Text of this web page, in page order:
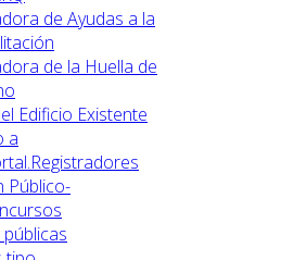
de Ayudas a la
de la Huella de
Edificio Existente
a
Público-